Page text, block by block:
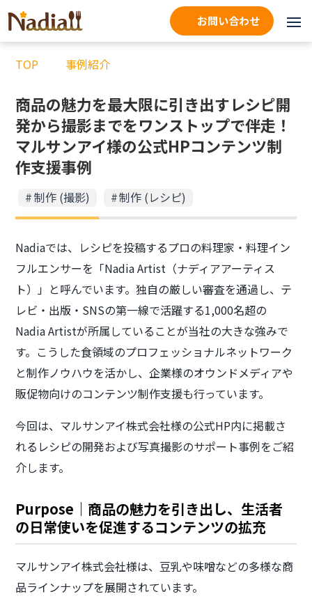
お問い合わせ
TOP 事例紹介
商品の魅力を最大限に引き出すレシピ開
発から撮影までをワンストップで伴走！
マルサンアイ様の公式HPコンテンツ制
作支援事例
制作 (撮影) 制作 (レシピ)
Nadiaでは、レシピを投稿するプロの料理家・料理イン
フルエンサーを「Nadia Artist（ナディアアーティス
ト）」と呼んでいます。独自の厳しい審査を通過し、テ
レビ・出版・SNSの第一線で活躍する1,000名超の
Nadia Artistが所属していることが当社の大きな強みで
す。こうした食領域のプロフェッショナルネットワーク
と制作ノウハウを活かし、企業様のオウンドメディアや
販促物向けのコンテンツ制作支援も行っています。
今回は、マルサンアイ株式会社様の公式HP内に掲載さ
れるレシピの開発および写真撮影のサポート事例をご紹
介します。
Purpose｜商品の魅力を引き出し、生活者
の日常使いを促進するコンテンツの拡充
マルサンアイ株式会社様は、豆乳や味噌などの多様な商
品ラインナップを展開されています。